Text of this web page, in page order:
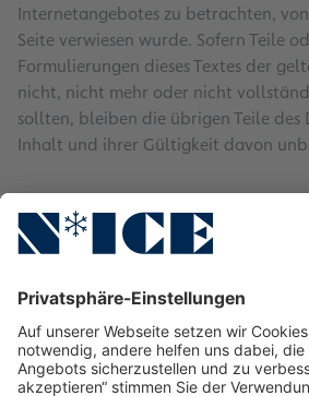
Internetangebotes zu betrachten,
Seite verwiesen wurde. Sofern Teile
Formulierungen dieses Textes der
nicht, nicht mehr oder nicht
sollten, bleiben die übrigen Teile des
Inhalt und ihrer Gültigkeit davon
Sites